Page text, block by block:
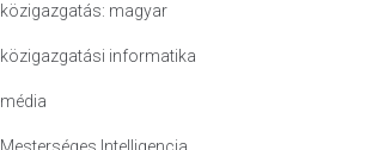
közigazgatás: magyar
közigazgatási informatika
média